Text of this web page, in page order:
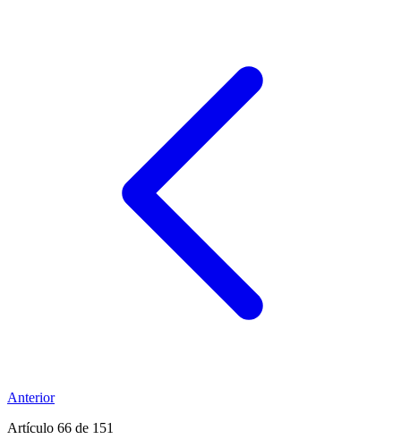
Anterior
Artículo 66 de 151